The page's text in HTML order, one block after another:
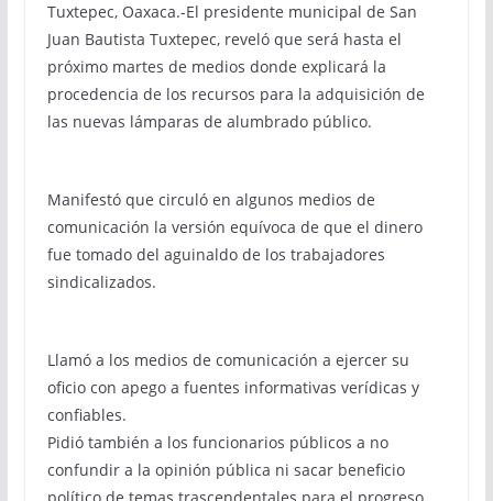
Tuxtepec, Oaxaca.-El presidente municipal de San
Juan Bautista Tuxtepec, reveló que será hasta el
próximo martes de medios donde explicará la
procedencia de los recursos para la adquisición de
las nuevas lámparas de alumbrado público.
Manifestó que circuló en algunos medios de
comunicación la versión equívoca de que el dinero
fue tomado del aguinaldo de los trabajadores
sindicalizados.
Llamó a los medios de comunicación a ejercer su
oficio con apego a fuentes informativas verídicas y
confiables.
Pidió también a los funcionarios públicos a no
confundir a la opinión pública ni sacar beneficio